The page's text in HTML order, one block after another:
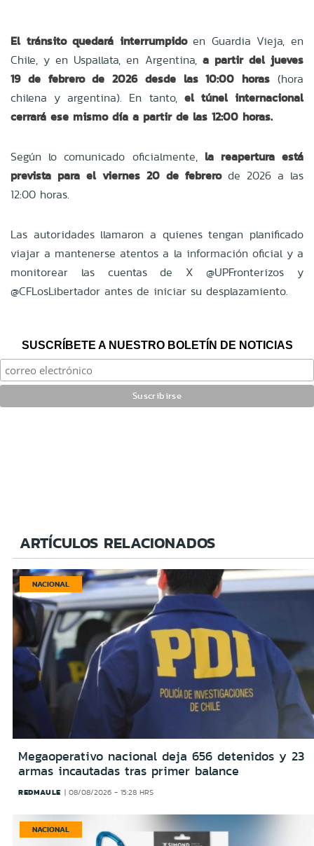
El tránsito quedará interrumpidoen Guardia Vieja, en
Chile, y en Uspallata, en Argentina, a partir del jueves
19 de febrero de 2026 desde las 10:00 horas (hora
chilena y argentina). En tanto, el túnel internacional
cerrará ese mismo día a partir de las 12:00 horas.
Según lo comunicado oficialmente, la reapertura está
prevista para el viernes 20 de febrerode 2026 a las
12:00 horas.
Las autoridades llamaron a quienes tengan planificado
viajar a mantenerse atentos a la información oficial y a
monitorear las cuentas de X @UPFronterizos y
@CFLosLibertador antes de iniciar su desplazamiento.
SUSCRÍBETE A NUESTRO BOLETÍN DE NOTICIAS
ARTÍCULOS RELACIONADOS
NACIONAL
Megaoperativo nacional deja 656 detenidos y 23
armas incautadas tras primer balance
REDMAULE 08/08/2026 - 15:28 HRS
NACIONAL